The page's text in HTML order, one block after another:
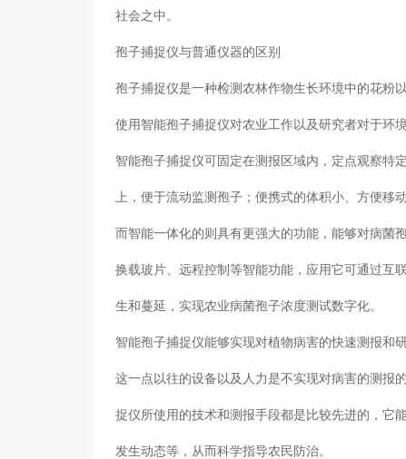
社会之中。
孢子捕捉仪与普通仪器的区别
孢子捕捉仪是一种检测农林作物生长环境中的花粉
使用智能孢子捕捉仪对农业工作以及研究者对于环
智能孢子捕捉仪可固定在测报区域内，定点观察特
上，便于流动监测孢子；便携式的体积小、方便移
而智能一体化的则具有更强大的功能，能够对病菌
换载玻片、远程控制等智能功能，应用它可通过互
生和蔓延，实现农业病菌孢子浓度测试数字化。
智能孢子捕捉仪能够实现对植物病害的快速测报和
这一点以往的设备以及人力是不实现对病害的测报
捉仪所使用的技术和测报手段都是比较先进的，它
发生动态等，从而科学指导农民防治。